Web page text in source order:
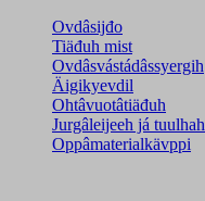
Ovdâsijđo
Tiäđuh mist
Ovdâsvástádâssyergih
Äigikyevdil
Ohtâvuotâtiäđuh
Jurgâleijeeh já tuulhah
Oppâmaterialkävppi